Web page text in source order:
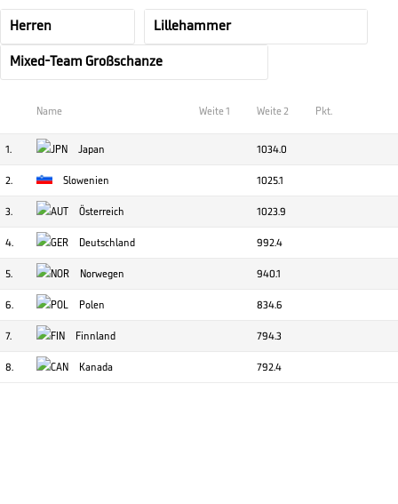
Name Weite 1 Weite 2 Pkt.
1. Japan 1034.0
2. Slowenien 1025.1
3. Österreich 1023.9
4. Deutschland 992.4
5. Norwegen 940.1
6. Polen 834.6
7. Finnland 794.3
8. Kanada 792.4